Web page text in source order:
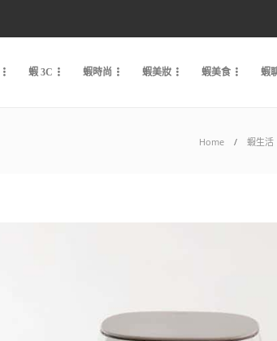
蝦 3C 蝦時尚 蝦美妝 蝦美食 蝦
Home 蝦生活